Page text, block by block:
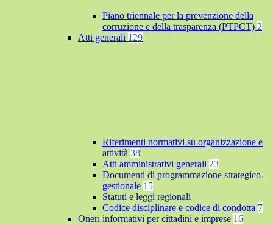
Piano triennale per la prevenzione della
corruzione e della trasparenza (PTPCT) 2
Atti generali 129
Riferimenti normativi su organizzazione e
attività 38
Atti amministrativi generali 23
Documenti di programmazione strategico-
gestionale 15
Statuti e leggi regionali
Codice disciplinare e codice di condotta 7
Oneri informativi per cittadini e imprese 16